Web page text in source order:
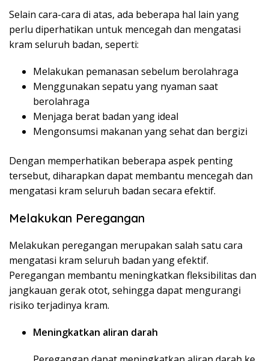
Selain cara-cara di atas, ada beberapa hal lain yang
perlu diperhatikan untuk mencegah dan mengatasi
kram seluruh badan, seperti:
Melakukan pemanasan sebelum berolahraga
Menggunakan sepatu yang nyaman saat
berolahraga
Menjaga berat badan yang ideal
Mengonsumsi makanan yang sehat dan bergizi
Dengan memperhatikan beberapa aspek penting
tersebut, diharapkan dapat membantu mencegah dan
mengatasi kram seluruh badan secara efektif.
Melakukan Peregangan
Melakukan peregangan merupakan salah satu cara
mengatasi kram seluruh badan yang efektif.
Peregangan membantu meningkatkan fleksibilitas dan
jangkauan gerak otot, sehingga dapat mengurangi
risiko terjadinya kram.
Meningkatkan aliran darah